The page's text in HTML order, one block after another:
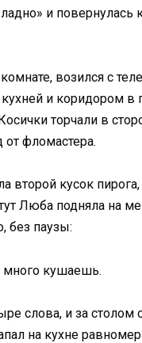
и повернулась
возился с
и коридором в
торчали в
от фломастера.
второй кусок пирога,
Люба подняла на
без паузы:
кушаешь.
слова, и за столом
на кухне